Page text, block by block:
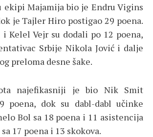
ekipi Majamija bio je Endru Vigins
je Tajler Hiro postigao 29 poena.
Kelel Vejr su dodali po 12 poena,
Srbije Nikola Jović i dalje
preloma desne šake.
najefikasniji je bio Nik Smit
poena, dok su dabl-dabl učinke
Bol sa 18 poena i 11 asistencija
17 poena i 13 skokova.